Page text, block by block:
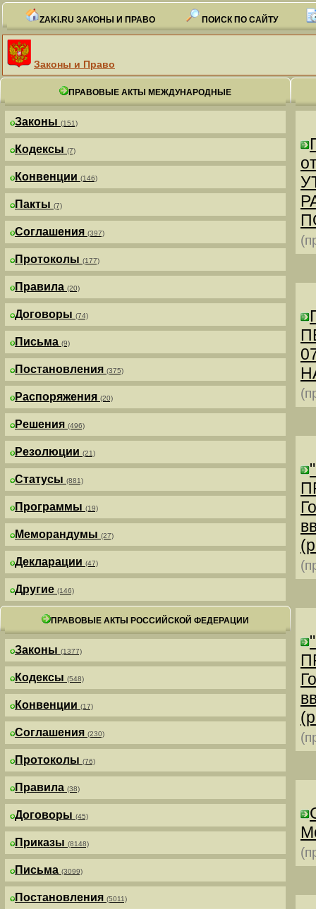
ZAKI.RU ЗАКОНЫ И ПРАВО ПОИСК ПО САЙТУ
Законы и Право
ПРАВОВЫЕ АКТЫ МЕЖДУНАРОДНЫЕ
Законы (151)
Кодексы (7)
Конвенции (146)
Пакты (7)
Соглашения (397)
Протоколы (177)
Правила (20)
Договоры (74)
Письма (9)
Постановления (375)
Распоряжения (20)
Решения (496)
Резолюции (21)
Статусы (881)
Программы (19)
Меморандумы (27)
Декларации (47)
Другие (146)
ПРАВОВЫЕ АКТЫ РОССИЙСКОЙ ФЕДЕРАЦИИ
Законы (1377)
Кодексы (548)
Конвенции (17)
Соглашения (230)
Протоколы (76)
Правила (38)
Договоры (45)
Приказы (8148)
Письма (3099)
Постановления (5011)